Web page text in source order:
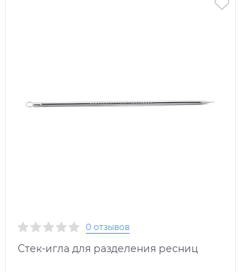
0 отзывов
Стек-игла для разделения ресниц